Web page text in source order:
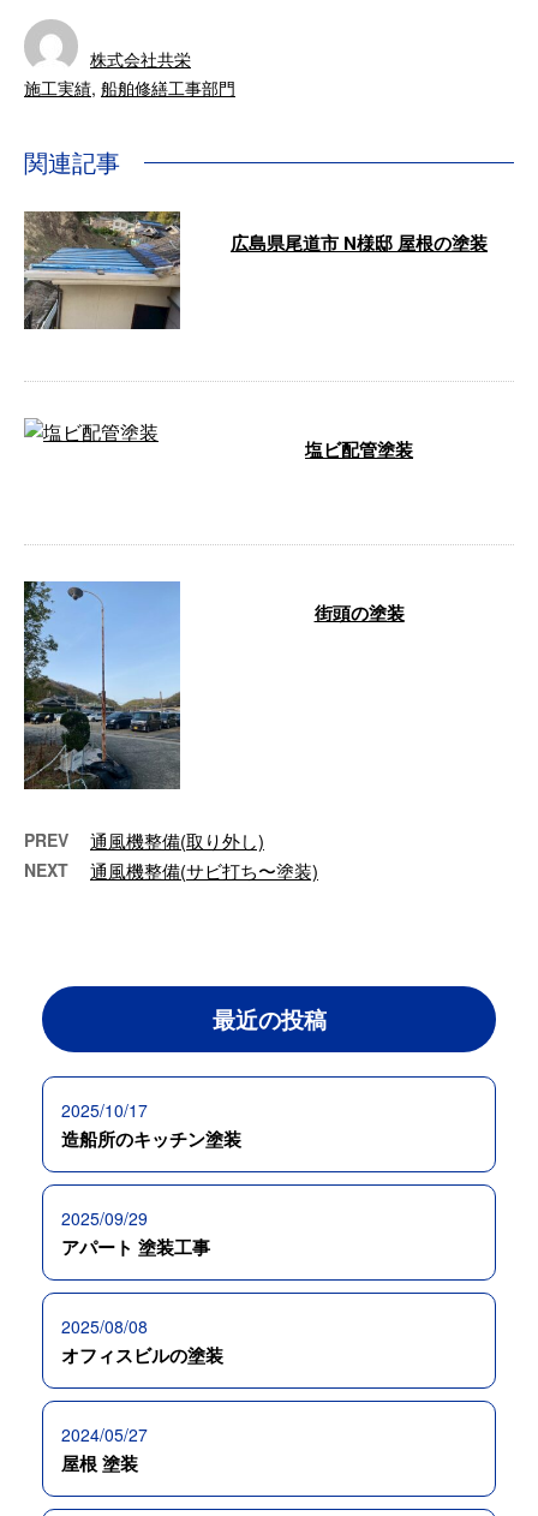
株式会社共栄
施工実績, 船舶修繕工事部門
関連記事
広島県尾道市 N様邸 屋根の塗装
塩ビ配管塗装
街頭の塗装
PREV 通風機整備(取り外し)
NEXT 通風機整備(サビ打ち〜塗装)
最近の投稿
2025/10/17
造船所のキッチン塗装
2025/09/29
アパート 塗装工事
2025/08/08
オフィスビルの塗装
2024/05/27
屋根 塗装